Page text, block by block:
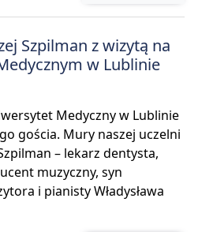
Szpilman z wizytą na
w Lublinie
Medyczny w Lublinie
gościa. Mury naszej uczelni
– lekarz dentysta,
muzyczny, syn
i pianisty Władysława